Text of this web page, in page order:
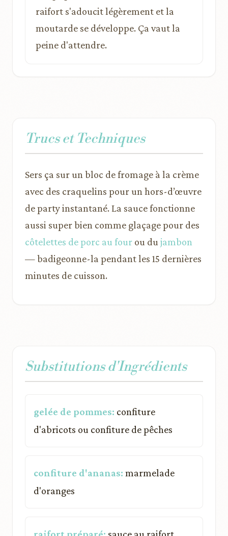
raifort s'adoucit légèrement et la
moutarde se développe. Ça vaut la
peine d'attendre.
Trucs et Techniques
Sers ça sur un bloc de fromage à la crème
avec des craquelins pour un hors-d’œuvre
de party instantané. La sauce fonctionne
aussi super bien comme glaçage pour des
côtelettes de porc au four ou du jambon
— badigeonne-la pendant les 15 dernières
minutes de cuisson.
Substitutions d'Ingrédients
gelée de pommes: confiture
d'abricots ou confiture de pêches
confiture d'ananas: marmelade
d'oranges